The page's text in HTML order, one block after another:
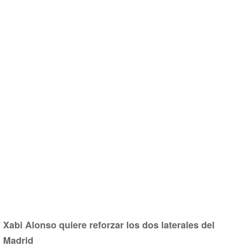
Xabi Alonso quiere reforzar los dos laterales del
Madrid